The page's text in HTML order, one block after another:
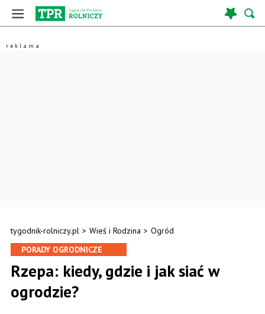
tygodnik-rolniczy.pl > Wieś i Rodzina > Ogród
PORADY OGRODNICZE
Rzepa: kiedy, gdzie i jak siać w
ogrodzie?